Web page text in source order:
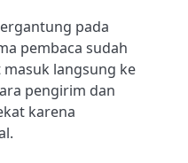
pada
pembaca sudah
langsung ke
pengirim dan
karena